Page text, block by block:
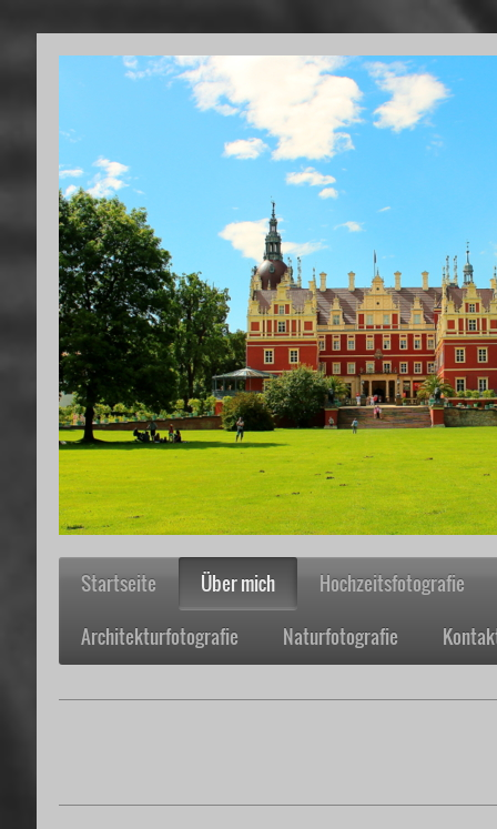
Startseite Über mich
Hochzeitsfotografie
Architekturfotografie
Naturfotografie